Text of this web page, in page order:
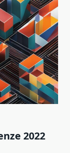
2022